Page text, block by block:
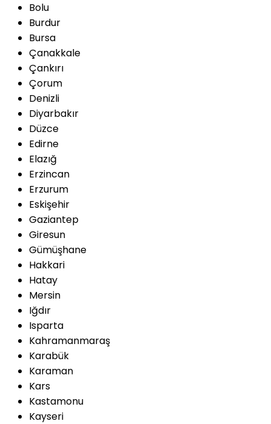
Bolu
Burdur
Bursa
Çanakkale
Çankırı
Çorum
Denizli
Diyarbakır
Düzce
Edirne
Elazığ
Erzincan
Erzurum
Eskişehir
Gaziantep
Giresun
Gümüşhane
Hakkari
Hatay
Mersin
Iğdır
Isparta
Kahramanmaraş
Karabük
Karaman
Kars
Kastamonu
Kayseri